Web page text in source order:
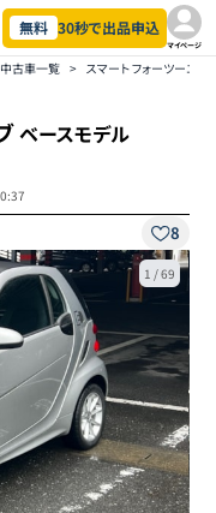
無料 30秒で出品申込
マイページ
古車一覧 > スマート フォーツーエレ
ベースモデル
8
1 /69